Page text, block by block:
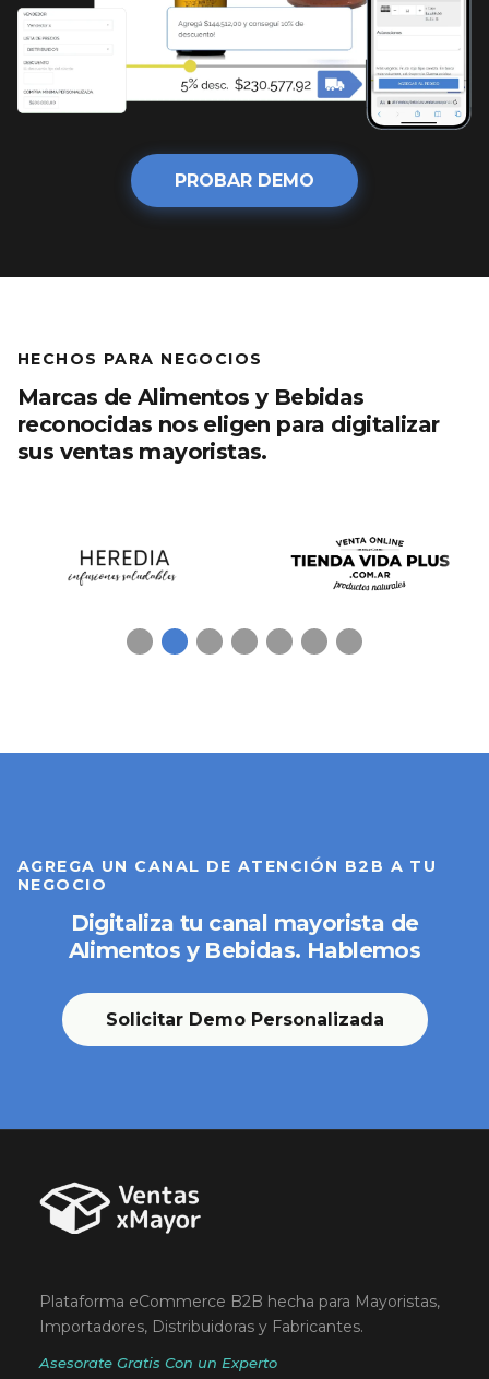
PROBAR DEMO
HECHOS PARA NEGOCIOS
Marcas de Alimentos y Bebidas
reconocidas nos eligen para digitalizar
sus ventas mayoristas.
AGREGA UN CANAL DE ATENCIÓN B2B A TU
NEGOCIO
Digitaliza tu canal mayorista de
Alimentos y Bebidas. Hablemos
Solicitar Demo Personalizada
Plataforma eCommerce B2B hecha para Mayoristas,
Importadores, Distribuidoras y Fabricantes.
Asesorate Gratis Con un Experto